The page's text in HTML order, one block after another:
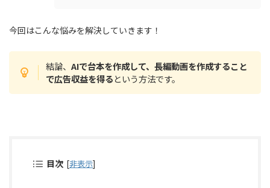
今回はこんな悩みを解決していきます！
結論、AIで台本を作成して、長編動画を作成すること
で広告収益を得るという方法です。
目次 [非表示]